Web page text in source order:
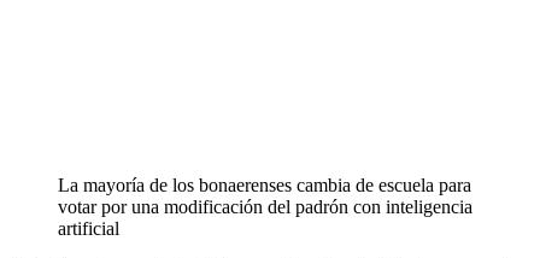
La mayoría de los bonaerenses cambia de escuela para
votar por una modificación del padrón con inteligencia
artificial